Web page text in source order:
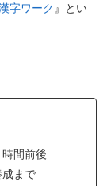
字ワーク 』とい
間前後
成まで